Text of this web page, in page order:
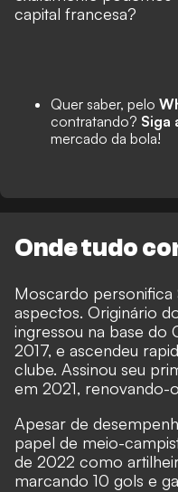
capital francesa?
Quer saber, pelo
contratando? Siga
mercado da bola!
Onde tudo
Moscardo personifica
aspectos. Originário
ingressou na base do
2017, e ascendeu
clube. Assinou seu
em 2021, renovando-
Apesar de
papel de meio-
de 2022 como
marcando 10 gols e